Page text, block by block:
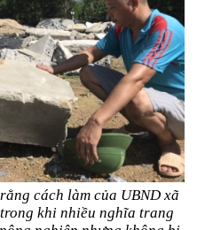
cách làm của UBND xã
khi nhiều nghĩa trang